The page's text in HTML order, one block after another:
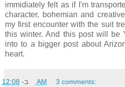
immidiately felt as if I'm
character, bohemian and
my first encounter with the suit
this winter. And this post will be
into to a bigger post about
heart.
ב- 12:08 AM 3 comments: